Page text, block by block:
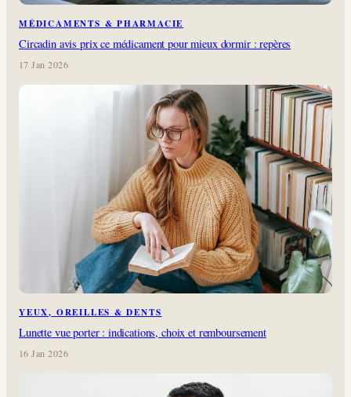
MÉDICAMENTS & PHARMACIE
Circadin avis prix ce médicament pour mieux dormir : repères
17 Jan 2026
YEUX, OREILLES & DENTS
Lunette vue porter : indications, choix et remboursement
16 Jan 2026